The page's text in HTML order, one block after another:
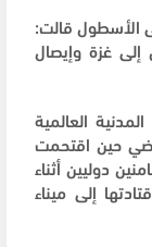
الأسطول قالت:
غزة وإيصال
العالمية
حين اقتحمت
دوليين أثناء
إلى ميناء